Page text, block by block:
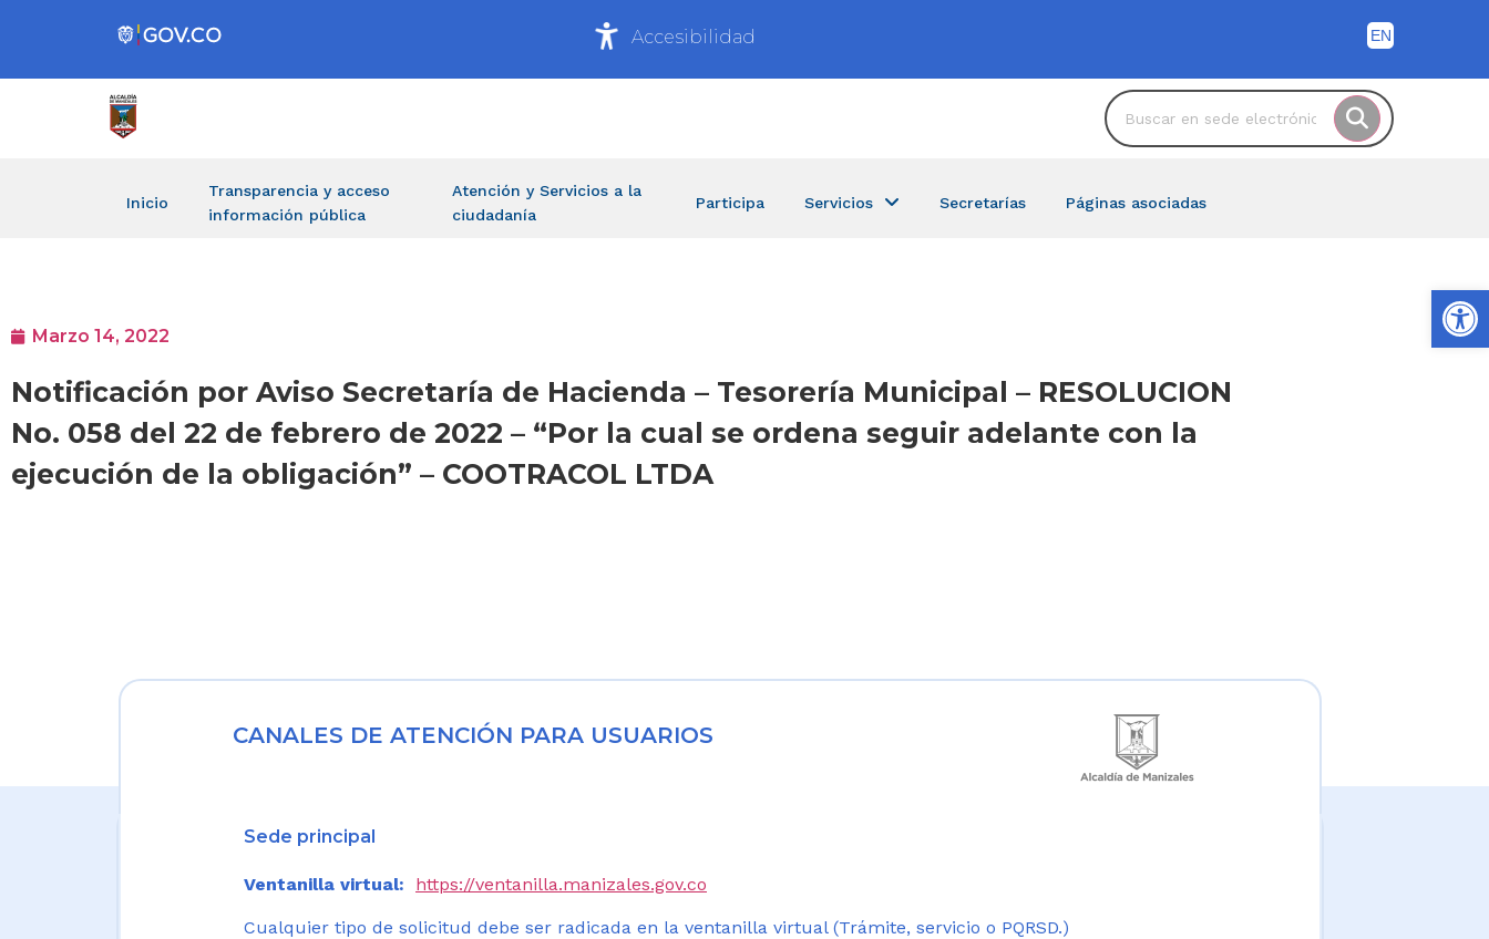
Accesibilidad
Inicio
Transparencia y acceso
información pública
Atención y Servicios a la
ciudadanía
Participa Servicios Secretarías Páginas asociadas
Marzo 14, 2022
Notificación por Aviso Secretaría de Hacienda – Tesorería Municipal – RESOLUCION
No. 058 del 22 de febrero de 2022 – “Por la cual se ordena seguir adelante con la
ejecución de la obligación” – COOTRACOL LTDA
CANALES DE ATENCIÓN PARA USUARIOS
Sede principal
Ventanilla virtual: https://ventanilla.manizales.gov.co
Cualquier tipo de solicitud debe ser radicada en la ventanilla virtual (Trámite, servicio o PQRSD.)